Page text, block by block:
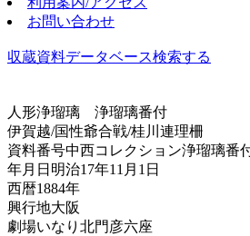
お問い合わせ
収蔵資料データベース検索する
人形浄瑠璃 浄瑠璃番付
伊賀越/国性爺合戦/桂川連理柵
資料番号中西コレクション浄瑠璃番
年月日 明治17年11月1日
西暦1884年
興行地大阪
劇場いなり北門彦六座